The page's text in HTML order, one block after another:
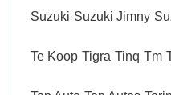
Suzuki Suzuki Jimny
Te Koop Tigra Tinq Tm